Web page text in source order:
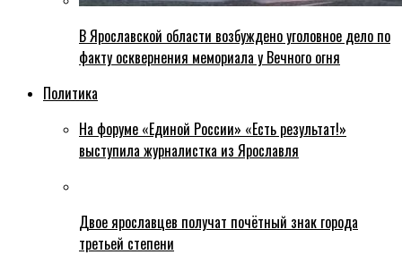
В Ярославской области возбуждено уголовное дело по
факту осквернения мемориала у Вечного огня
Политика
На форуме «Единой России» «Есть результат!»
выступила журналистка из Ярославля
Двое ярославцев получат почётный знак города
третьей степени